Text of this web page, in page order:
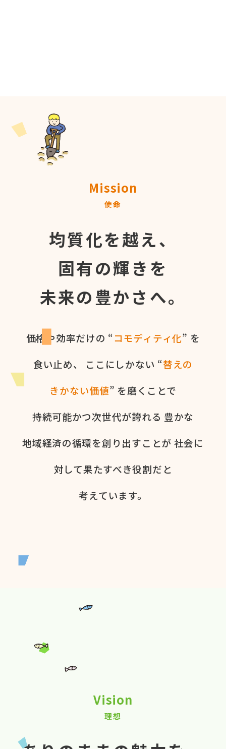
Mission
使命
均質化を越え、
固有の輝きを
未来の豊かさへ。
価格や​効率だけの​ “コモディティ化” を​
食い​止め、
ここに​しかない​ “替えの​
きかない​価値” を​磨く​ことで
持続可能かつ次世代が​誇れる 豊かな​
地域経済の​循環を​創り出すことが 社会に​
対して​果た​すべき役割だと​
考えています。​
Vision
理想